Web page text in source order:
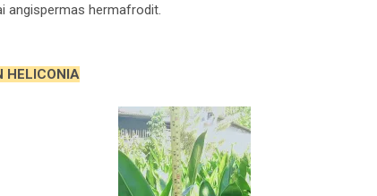
angispermas hermafrodit.
HELICONIA